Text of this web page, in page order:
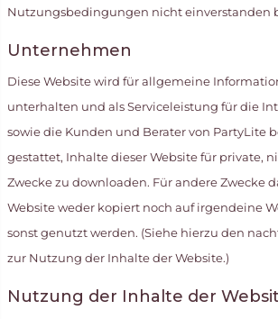
Nutzungsbedingungen nicht einverstanden
Unternehmen
Diese Website wird für allgemeine
unterhalten und als Serviceleistung für die
sowie die Kunden und Berater von PartyLite
gestattet, Inhalte dieser Website für private,
Zwecke zu downloaden. Für andere Zwecke
Website weder kopiert noch auf irgendeine
sonst genutzt werden. (Siehe hierzu den
zur Nutzung der Inhalte der Website.)
Nutzung der Inhalte der